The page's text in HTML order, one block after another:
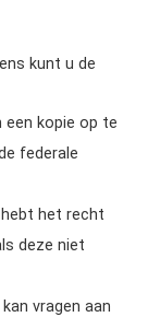
kunt u de
kopie op te
federale
het recht
deze niet
kan vragen aan